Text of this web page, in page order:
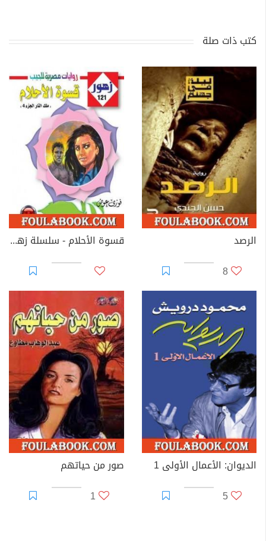
كتب ذات صلة
الرصد
8
قسوة الأحلام - سلسلة زهور
الديوان: الأعمال الأولى 1
5
صور من حياتهم
1